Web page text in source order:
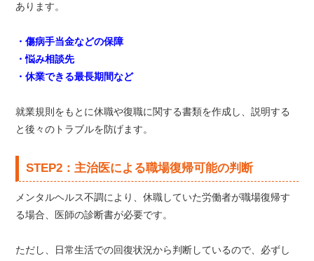
あります。
・傷病手当金などの保障
・悩み相談先
・休業できる最長期間など
就業規則をもとに休職や復職に関する書類を作成し、説明する
と後々のトラブルを防げます。
STEP2：主治医による職場復帰可能の判断
メンタルヘルス不調により、休職していた労働者が職場復帰す
る場合、医師の診断書が必要です。
ただし、日常生活での回復状況から判断しているので、必ずし